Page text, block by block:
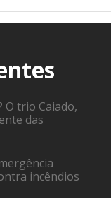
O trio Caiado,
das
incêndios